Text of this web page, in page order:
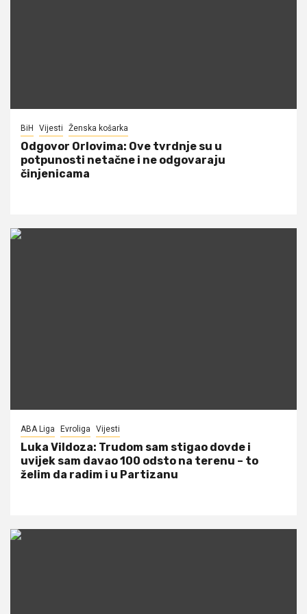
BiH Vijesti Ženska košarka
Odgovor Orlovima: ​Ove tvrdnje su u
potpunosti netačne i ne odgovaraju
činjenicama
ABA Liga Evroliga Vijesti
Luka Vildoza: Trudom sam stigao dovde i
uvijek sam davao 100 odsto na terenu – to
želim da radim i u Partizanu